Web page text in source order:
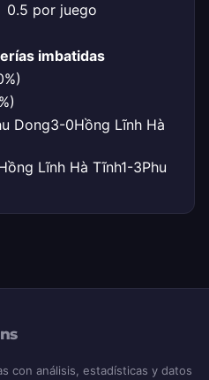
0.5 por juego
imbatidas
Dong3-0Hồng Lĩnh Hà
Lĩnh Hà Tĩnh1-3Phu
con análisis, estadísticas y datos